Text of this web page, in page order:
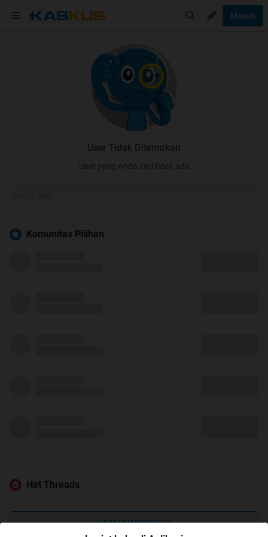
Masuk
User Tidak Ditemukan
User yang Anda cari tidak ada
Komunitas Pilihan
Hot Threads
Lihat Selengkapnya